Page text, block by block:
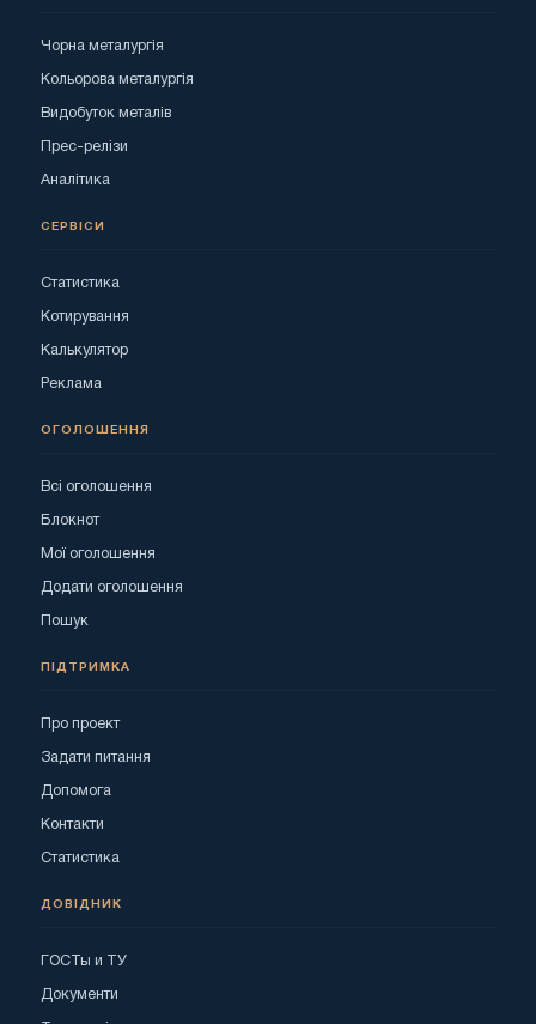
Чорна металургія
Кольорова металургія
Видобуток металів
Прес-релізи
Аналітика
СЕРВІСИ
Статистика
Котирування
Калькулятор
Реклама
ОГОЛОШЕННЯ
Всі оголошення
Блокнот
Мої оголошення
Додати оголошення
Пошук
ПІДТРИМКА
Про проект
Задати питання
Допомога
Контакти
Статистика
ДОВІДНИК
ГОСТы и ТУ
Документи